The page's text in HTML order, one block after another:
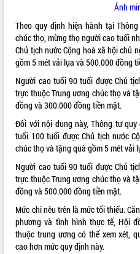
VIDEO
Không có file video nào để phát.
ALBUM ẢNH
Ảnh
Theo quy định hiện hành tại
chúc thọ, mừng thọ người cao tuổi
Chủ tịch nước Cộng hoà xã hội chủ
gồm 5 mét vải lụa và 500.000 đồng
Người cao tuổi 90 tuổi được Chủ
trực thuộc Trung ương chúc thọ và
đồng và 300.000 đồng tiền mặt.
Đối với nội dung này, Thông tư
tuổi 100 tuổi được Chủ tịch nước
chúc thọ và tặng quà gồm 5 mét vải
Người cao tuổi 90 tuổi được Chủ
trực thuộc Trung ương chúc thọ và
đồng và 500.000 đồng tiền mặt.
Mức chi nêu trên là mức tối thiểu.
phương và tình hình thực tế, Hội
thuộc trung ương có thể xem xét,
cao hơn mức quy định này.